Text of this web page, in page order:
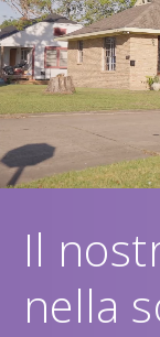
Il
nella